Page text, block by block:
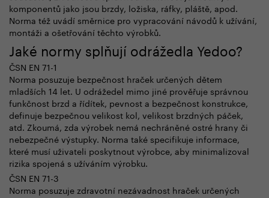
komponentů jako jsou brzdy, ložiska, ráfky, pláště, apod.
Norma též uvádí směrnice pro vypracování návodů k užívání,
montáži a ošetřování těchto výrobků.
Jaké normy splňují odrážedla Yedoo?
ČSN EN 71-1
Norma posuzuje bezpečnost hraček určených dětem
mladších 14 let. U odrážedel mimo jiné prověřuje správnou
funkčnost brzd a řídítek, pevnost a bezpečnost konstrukce,
definuje bezpečnou velikost kol, velikost brzdných páček,
atd. Zkoumá, zda výrobek nemá nechráněné ostré hrany či
nebezpečné výstupky. Norma také specifikuje informace,
které musí uživateli poskytnout výrobce, aby minimalizoval
rizika spojená s užíváním výrobku.
ČSN EN 71-3
Norma posuzuje zdravotní nezávadnost hraček určených